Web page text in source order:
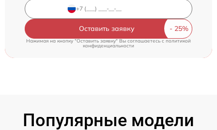
Оставить заявку
Нажимая на кнопку "Оставить заявку" Вы соглашаетесь cполитикой
конфиденциальности
Популярные модели